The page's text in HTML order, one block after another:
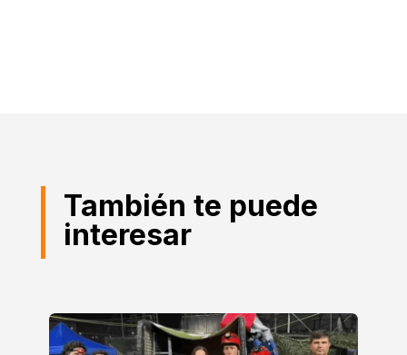
También te puede
interesar